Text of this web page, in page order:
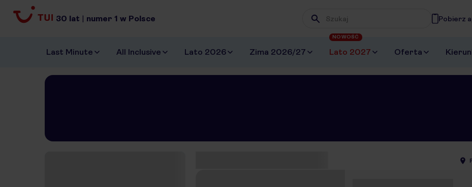
30 lat | numer 1 w Polsce Wpisz frazę, której szukasz
Pobierz
Last Minute All Inclusive Lato 2026 Zima 2026/27 Lato 2027
NOWOŚĆ
Oferta